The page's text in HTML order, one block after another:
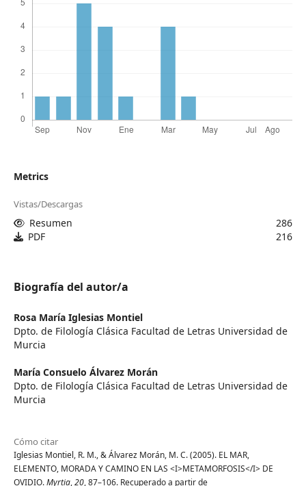
Metrics
Vistas/Descargas
Resumen
286
PDF
216
Biografía del autor/a
Rosa María Iglesias Montiel
Dpto. de Filología Clásica Facultad de Letras Universidad de
Murcia
María Consuelo Álvarez Morán
Dpto. de Filología Clásica Facultad de Letras Universidad de
Murcia
Cómo citar
Iglesias Montiel, R. M., & Álvarez Morán, M. C. (2005). EL MAR,
ELEMENTO, MORADA Y CAMINO EN LAS <I>METAMORFOSIS</I> DE
OVIDIO.Myrtia,20, 87–106. Recuperado a partir de